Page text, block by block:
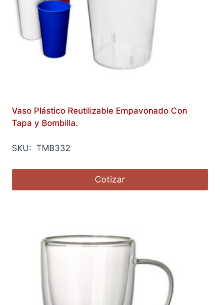
Vaso Plástico Reutilizable Empavonado Con
Tapa y Bombilla.
SKU: TMB332
Cotizar